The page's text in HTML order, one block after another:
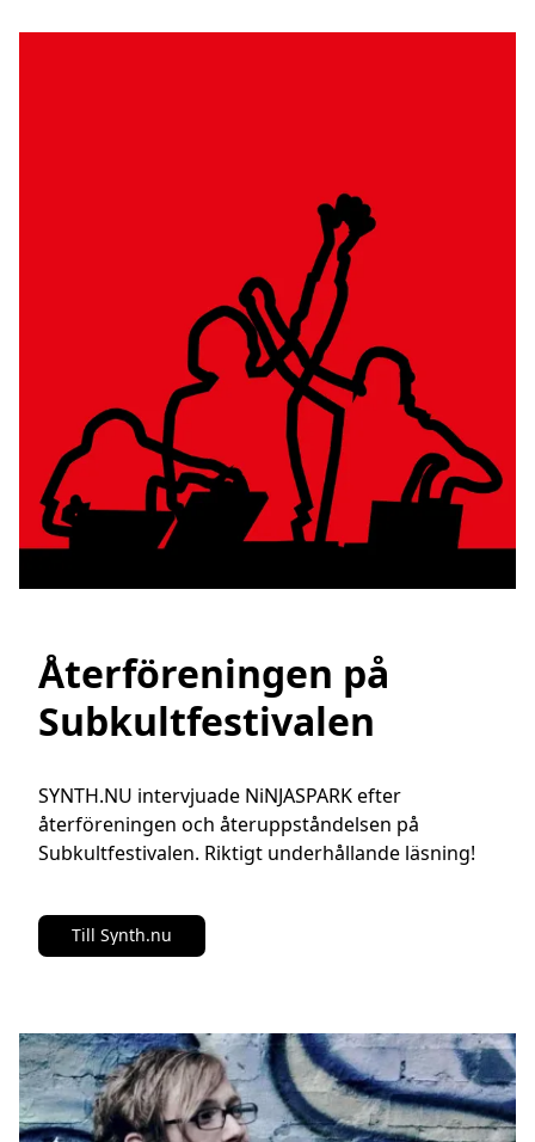
Återföreningen på
Subkultfestivalen
SYNTH.NU intervjuade NiNJASPARK efter
återföreningen och återuppståndelsen på
Subkultfestivalen. Riktigt underhållande läsning!
Till Synth.nu